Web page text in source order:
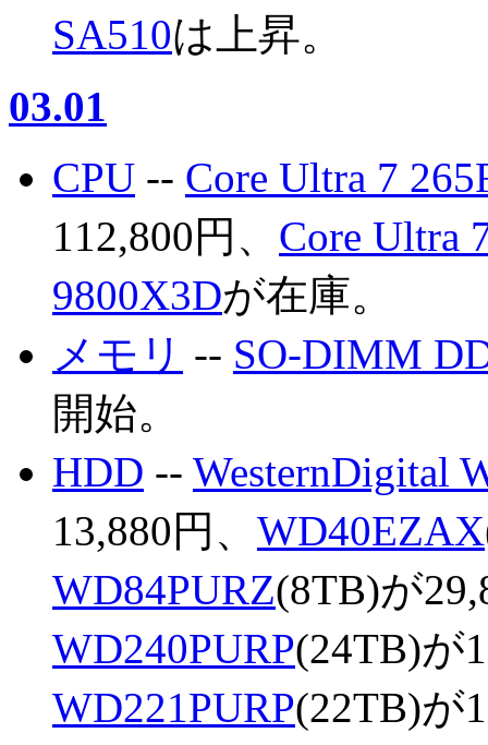
SA510は上昇。
03.01
CPU -- Core Ultra 7
112,800円、 Core Ultra
9800X3Dが在庫。
メモリ -- SO-DIMM
開始。
HDD -- WesternDigital
13,880円、 WD40EZAX
WD84PURZ(8TB)が
WD240PURP(24TB)が
WD221PURP(22TB)が